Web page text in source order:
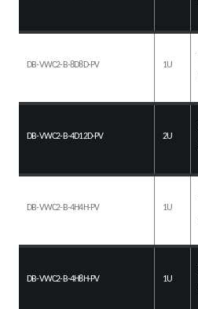
DB-VWC2-B-8D8D-PV 1U
DB-VWC2-B-4D12D-PV 2U
DB-VWC2-B-4H4H-PV 1U
DB-VWC2-B-4H8H-PV 1U